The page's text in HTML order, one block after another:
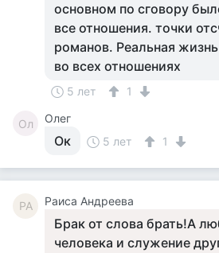
основном по сговору
все отношения. точки
романов. Реальная
во всех отношениях
5 лет 1
Ол Олег
Ок 5 лет 1
РА Раиса Андреева
Брак от слова брать!А
человека и служение